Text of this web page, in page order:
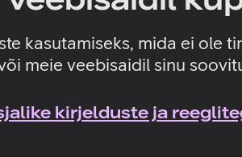
kasutamiseks, mida ei ole
meie veebisaidil sinu
kirjelduste ja